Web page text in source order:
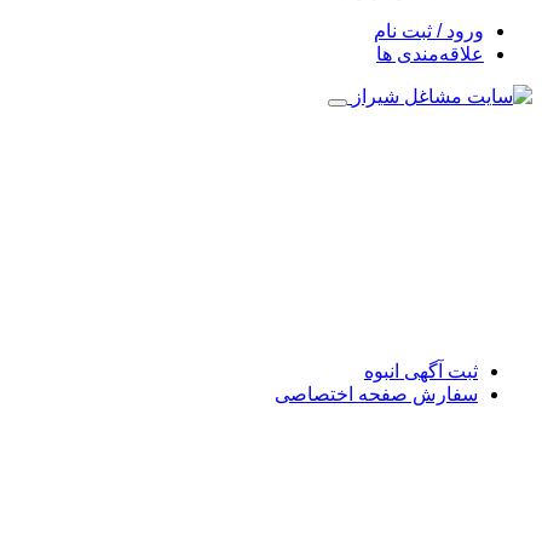
ورود / ثبت نام
علاقه‌مندی ها
ثبت آگهی انبوه
سفارش صفحه اختصاصی